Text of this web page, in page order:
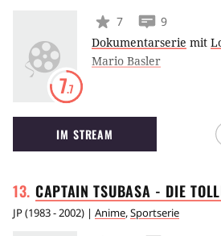
7.7
7
9
Dokumentarserie mit
Mario Basler
IM STREAM
CAPTAIN TSUBASA - DIE
JP(1983 - 2002) | Anime,Sportserie